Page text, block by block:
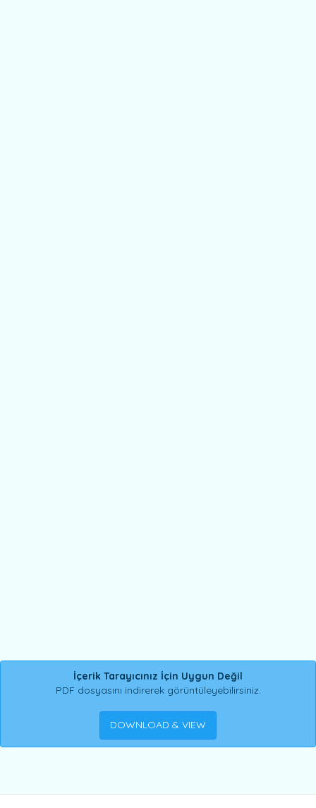
İçerik Tarayıcınız İçin Uygun Değil
PDF dosyasını indirerek görüntüleyebilirsiniz.
DOWNLOAD & VIEW